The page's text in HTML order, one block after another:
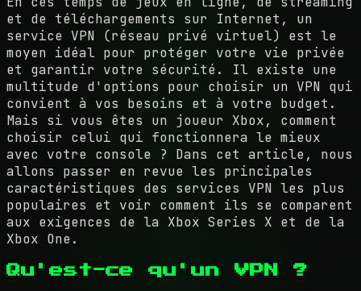
et de téléchargements sur Internet, un
service VPN (réseau privé virtuel) est le
moyen idéal pour protéger votre vie privée
et garantir votre sécurité. Il existe une
multitude d'options pour choisir un VPN qui
convient à vos besoins et à votre budget.
Mais si vous êtes un joueur Xbox, comment
choisir celui qui fonctionnera le mieux
avec votre console ? Dans cet article, nous
allons passer en revue les principales
caractéristiques des services VPN les plus
populaires et voir comment ils se comparent
aux exigences de la Xbox Series X et de la
Xbox One.
Qu'est-ce qu'un VPN ?